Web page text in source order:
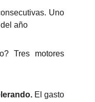
Uno
año
Tres motores
El gasto